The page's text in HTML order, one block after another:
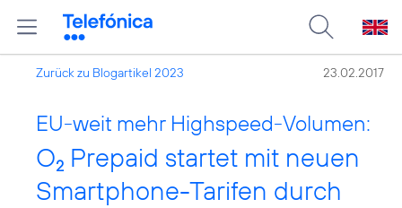
Zurück zu Blogartikel 2023 23.02.2017
EU-weit mehr Highspeed-Volumen:
O2 Prepaid startet mit neuen
Smartphone-Tarifen durch